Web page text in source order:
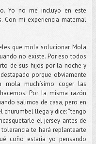
Yo no me incluyo en este
Con mi experiencia maternal
que mola solucionar. Mola
no existe. Por eso todos
de sus hijos por la noche y
porque obviamente
mola muchísimo coger las
Por la misma razón
salimos de casa, pero en
churumbel llega y dice: “tengo
el jersey antes de
te hará replantearte
coño estaría yo pensando